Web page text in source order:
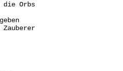
Orbs